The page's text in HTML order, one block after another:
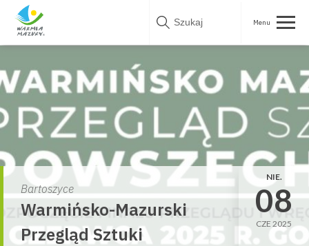
Skip
Bartoszyce
Warmińsko-Mazurski
Przegląd Sztuki
NIE.
08
CZE 2025